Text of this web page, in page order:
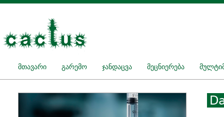
მთავარი გარემო ჯანდაცვა მეცნიერება